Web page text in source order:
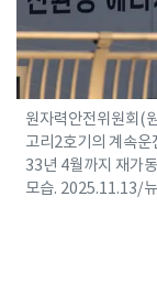
원자력안전위원회(
고리2호기의 계속
33년 4월까지 재가
모습. 2025.11.13/